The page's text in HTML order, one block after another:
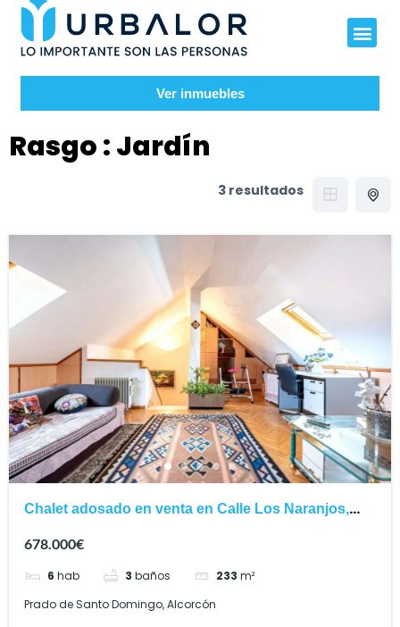
Ver inmuebles
Rasgo :Jardín
3 resultados
Chalet adosado en venta en Calle Los Naranjos,
678.000€
6 hab 3 baños 233 m²
Prado de Santo Domingo, Alcorcón